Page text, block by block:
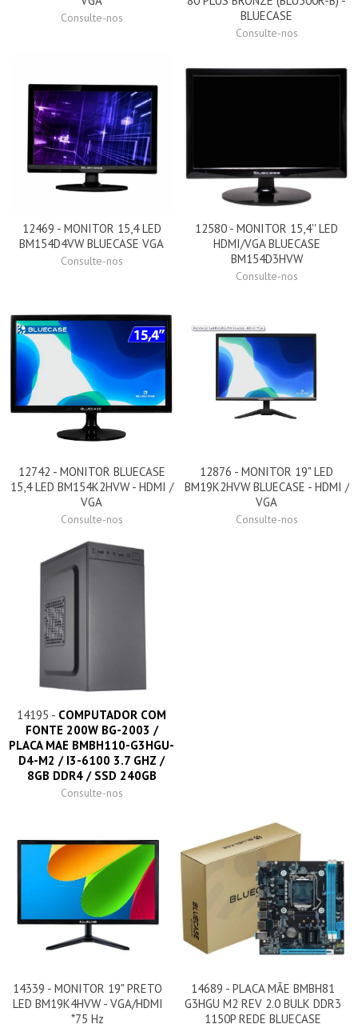
Consulte-nos
BLUECASE
Consulte-nos
12469 - MONITOR 15,4 LED
BM154D4VW BLUECASE VGA
Consulte-nos
12580 - MONITOR 15,4'' LED
HDMI/VGA BLUECASE
BM154D3HVW
Consulte-nos
12742 - MONITOR BLUECASE
15,4 LED BM154K2HVW - HDMI /
VGA
Consulte-nos
12876 - MONITOR 19" LED
BM19K2HVW BLUECASE - HDMI /
VGA
Consulte-nos
14195 - COMPUTADOR COM
FONTE 200W BG-2003 /
PLACA MAE BMBH110-G3HGU-
D4-M2 / I3-6100 3.7 GHZ /
8GB DDR4 / SSD 240GB
Consulte-nos
14339 - MONITOR 19" PRETO
LED BM19K4HVW - VGA/HDMI
*75 Hz
14689 - PLACA MÃE BMBH81
G3HGU M2 REV 2.0 BULK DDR3
1150P REDE BLUECASE